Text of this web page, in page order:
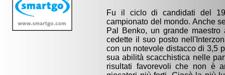
Fu il ciclo di candidati del
campionato del mondo. Anche
Pal Benko, un grande
cedette il suo posto
con un notevole distacco di 3,5
sua abilità scacchistica nelle
risultati favorevoli che non è